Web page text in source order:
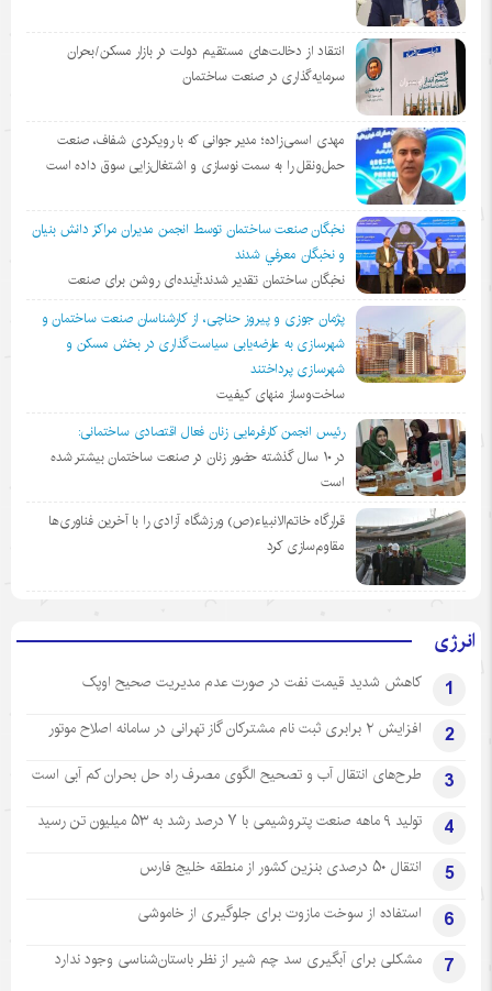
انتقاد از دخالت‌های مستقیم دولت در بازار مسکن/بحران
سرمایه‌گذاری در صنعت ساختمان
مهدی اسمی‌زاده؛ مدیر جوانی که با رویکردی شفاف، صنعت
حمل‌ونقل را به سمت نوسازی و اشتغال‌زایی سوق داده است
نخبگان صنعت ساختمان توسط انجمن مديران مراكز دانش بنيان
و نخبگان معرفي شدند
نخبگان ساختمان تقدیر شدند؛آینده‌ای روشن برای صنعت
پژمان جوزی و پیروز حناچی، از کارشناسان صنعت ساختمان و
شهرسازی به عارضه‌یابی سیاست‌گذاری در بخش مسکن و
شهرسازی پرداختند
ساخت‌وساز منهای کیفیت
رئیس انجمن کارفرمایی زنان فعال اقتصادی ساختمانی:
در ١٠ سال گذشته حضور زنان در صنعت ساختمان بیشتر شده
است
قرارگاه خاتم‌الانبیاء(ص) ورزشگاه آزادی را با آخرین فناوری‌ها
مقاوم‌سازی کرد
انرژی
1 کاهش شدید قیمت نفت در صورت عدم مدیریت صحیح اوپک
2 افزایش ۲ برابری ثبت نام مشترکان گاز تهرانی‌ در سامانه اصلاح موتور
3 طرح‌های انتقال آب و تصحیح الگوی مصرف راه حل بحران کم آبی است
4 تولید ۹ ماهه صنعت پتروشیمی با ۷ درصد رشد به ۵۳ میلیون تن رسید
5 انتقال ۵۰ درصدی بنزین کشور از منطقه خلیج فارس
6 استفاده از سوخت مازوت برای جلوگیری از خاموشی
7 مشکلی برای آبگیری سد چم شیر از نظر باستان‌شناسی وجود ندارد